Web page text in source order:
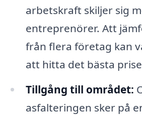
arbetskraft skiljer sig
entreprenörer. Att
från flera företag kan
att hitta det bästa
Tillgång till området:
asfalteringen sker på